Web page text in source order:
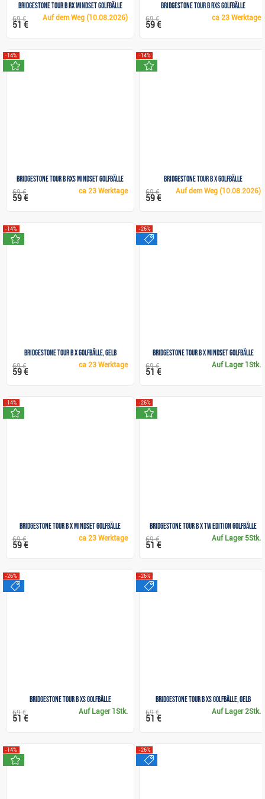
Bridgestone Tour B RX Mindset Golfbälle
Auf dem Weg(10.08.2026)
69 €
51 €
Bridgestone Tour B RXS Golfbälle
ca23 Werktage
69 €
59 €
Bridgestone Tour B RXS Mindset Golfbälle
-14%
ca23 Werktage
69 €
59 €
Bridgestone Tour B X Golfbälle
-14%
Auf dem Weg(10.08.2026)
69 €
59 €
Bridgestone Tour B X Golfbälle, gelb
-14%
ca 23 Werktage
69 €
59 €
Bridgestone Tour B X MindSet Golfbälle
-26%
Auf Lager 1Stk.
69 €
51 €
Bridgestone Tour B X Mindset Golfbälle
-14%
ca23 Werktage
69 €
59 €
Bridgestone Tour B X TW Edition Golfbälle
-26%
Auf Lager 5Stk.
69 €
51 €
Bridgestone Tour B XS Golfbälle
-26%
Auf Lager 1Stk.
69 €
51 €
Bridgestone Tour B XS Golfbälle, gelb
-26%
Auf Lager2Stk.
69 €
51 €
-14% -26%